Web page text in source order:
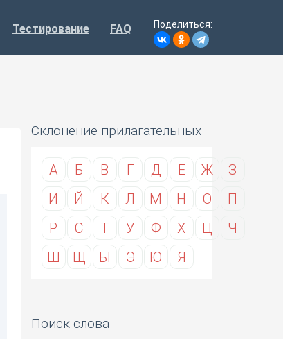
Тестирование FAQ Поделиться:
Склонение прилагательных
А Б В Г Д Е Ж
З
И
Й К Л М Н О
П
Р
С Т У Ф Х Ц
Ч
Ш
Щ Ы Э Ю Я
Поиск слова